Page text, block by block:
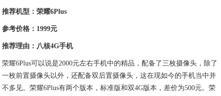
推荐机型：荣耀6Plus
参考价格：1999元
推荐理由：八核4G手机
荣耀6Plus可以说是2000元左右手机中的精品，配备了三枚摄像头，除了
一枚前置摄像头以外，还配备双后置摄像头，这在现如今的手机当中并
不多见。荣耀6Plus有两个版本，标准版和双4G版本，差价为500元。荣